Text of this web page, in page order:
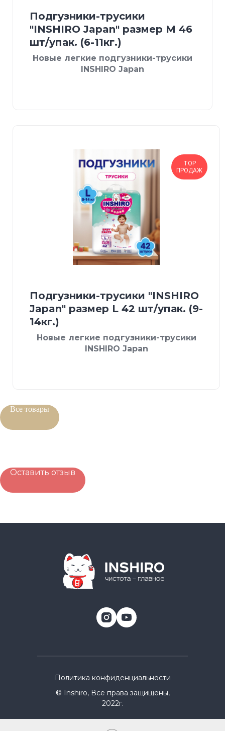
Подгузники-трусики
"INSHIRO Japan" размер М 46
шт/упак. (6-11кг.)
Новые легкие подгузники-трусики
INSHIRO Japan
TOP
ПРОДАЖ
Подгузники-трусики "INSHIRO
Japan" размер L 42 шт/упак. (9-
14кг.)
Новые легкие подгузники-трусики
INSHIRO Japan
Все товары
Оставить отзыв
© Inshiro, Все права защищены,
2022г.
Политика конфиденциальности